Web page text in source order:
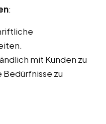
:
mit Kunden zu
zu